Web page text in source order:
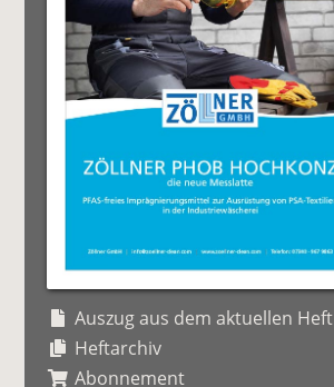
Auszug aus dem aktuellen Heft
Heftarchiv
Abonnement